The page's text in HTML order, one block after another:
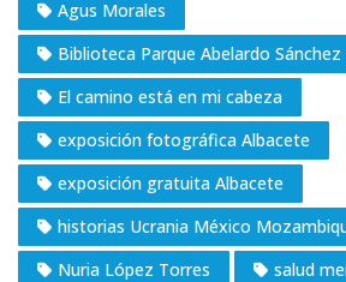
Agus Morales
Biblioteca Parque Abelardo Sánchez
El camino está en mi cabeza
exposición fotográfica Albacete
exposición gratuita Albacete
historias Ucrania México
Nuria López Torres
salud